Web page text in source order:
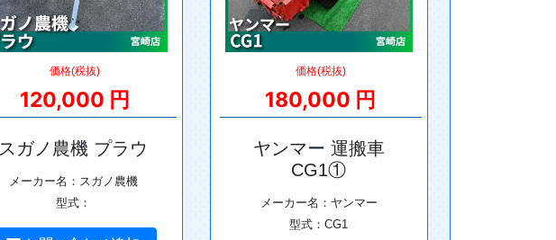
価格(税抜)
120,000 円
スガノ農機 プラウ
メーカー名：スガノ農機
型式：
価格(税抜)
180,000 円
ヤンマー 運搬車
CG1①
メーカー名：ヤンマー
型式：CG1